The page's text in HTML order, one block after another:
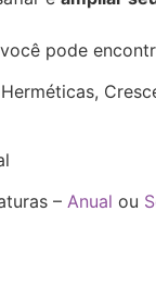
pode
– Anual ou